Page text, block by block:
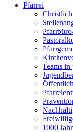
Pfarrei
Teams in
1000